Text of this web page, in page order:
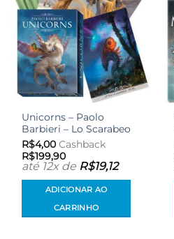
Unicorns – Paolo
Barbieri – Lo Scarabeo
R$4,00 Cashback
R$199,90
até 12x de R$19,12
ADICIONAR AO
CARRINHO